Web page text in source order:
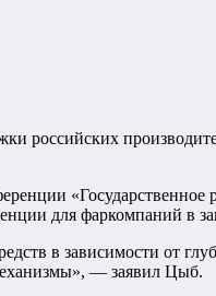
«Государственное
для фаркомпаний в
в зависимости от
— заявил Цыб.